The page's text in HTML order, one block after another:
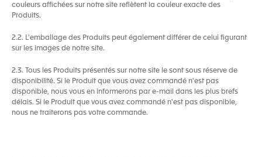
couleurs affichées sur notre site reflètent la couleur exacte des
Produits.
2.2. L'emballage des Produits peut également différer de celui figurant
sur les images de notre site.
2.3. Tous les Produits présentés sur notre site le sont sous réserve de
disponibilité. Si le Produit que vous avez commandé n'est pas
disponible, nous vous en informerons par e-mail dans les plus brefs
délais. Si le Produit que vous avez commandé n'est pas disponible,
nous ne traiterons pas votre commande.